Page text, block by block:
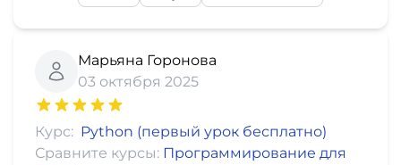
Марьяна Горонова
03 октября 2025
Курс: Python (первый урок бесплатно)
Сравните курсы: Программирование для